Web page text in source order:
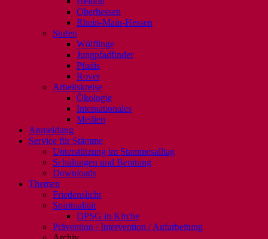
Oberhessen
Rhein-Main-Hessen
Stufen
Wölflinge
Jungpfadfinder
Pfadis
Rover
Arbeitskreise
Ökologie
Internationales
Medien
Anmeldung
Service für Stämme
Unterstützung im Stammesalltag
Schulungen und Beratung
Downloads
Themen
Friedenslicht
Spiritualität
DPSG in Kirche
Prävention / Intervention / Aufarbeitung